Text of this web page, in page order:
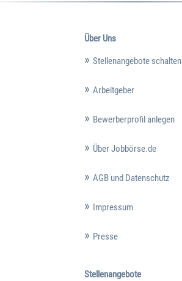
Über Uns
Stellenangebote schalten
Arbeitgeber
Bewerberprofil anlegen
Über Jobbörse.de
AGB und Datenschutz
Impressum
Presse
Stellenangebote